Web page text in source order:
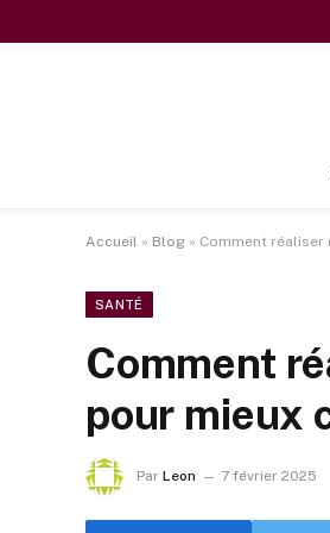
Accueil » Blog » Comment
SANTÉ
Comment
pour mieux
Par Leon 7 février 2025